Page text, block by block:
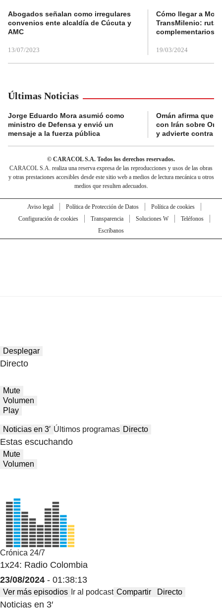
Abogados señalan como irregulares
convenios ente alcaldía de Cúcuta y
AMC
13/07/2023
Cómo llegar a
TransMilenio:
complementarios
19/03/2024
Últimas Noticias
Jorge Eduardo Mora asumió como
ministro de Defensa y envió un
mensaje a la fuerza pública
Omán afirma que
con Irán sobre
y advierte contra
© CARACOL S.A. Todos los derechos reservados.
CARACOL S.A. realiza una reserva expresa de las reproducciones y usos de las obras
y otras prestaciones accesibles desde este sitio web a medios de lectura mecánica u otros
medios que resulten adecuados.
Aviso legal Política de Protección de Datos
Política de cookies
Configuración de cookies
Transparencia Soluciones W
Teléfonos
Escríbanos
Desplegar
Directo
Mute
Volumen
Play
Noticias en 3′ Últimos programas Directo
Estas escuchando
Mute
Volumen
Crónica 24/7
1x24: Radio Colombia
23/08/2024 - 01:38:13
Ver más episodios Ir al podcast Compartir Directo
Noticias en 3′